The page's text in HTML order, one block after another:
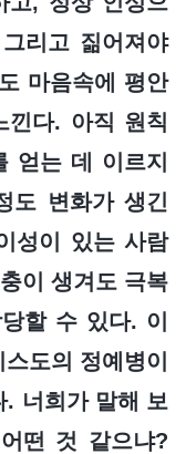
리고 짊어져야
마음속에 평안
낀다. 아직 원칙
얻는 데 이르지
도 변화가 생긴
성이 있는 사람
이 생겨도 극복
할 수 있다. 이
도의 정예병이
. 너희가 말해 보
떤 것 같으냐?